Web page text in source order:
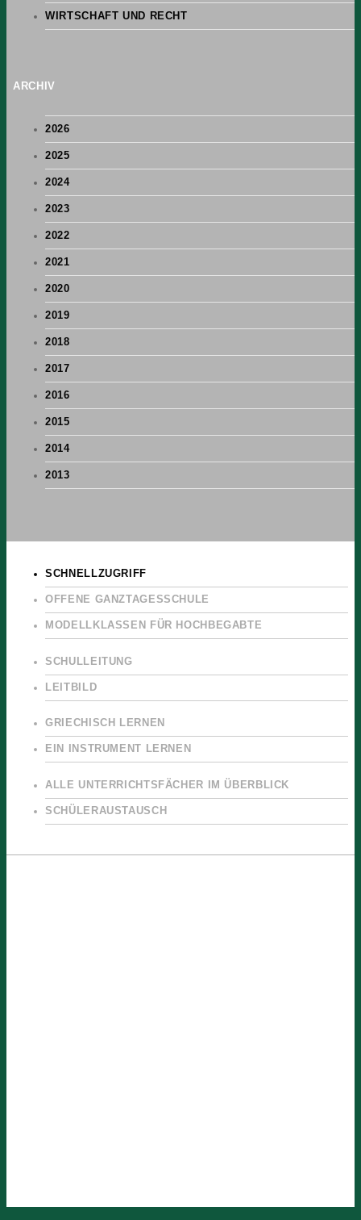
WIRTSCHAFT UND RECHT
ARCHIV
2026
2025
2024
2023
2022
2021
2020
2019
2018
2017
2016
2015
2014
2013
SCHNELLZUGRIFF
OFFENE GANZTAGESSCHULE
MODELLKLASSEN FÜR HOCHBEGABTE
SCHULLEITUNG
LEITBILD
GRIECHISCH LERNEN
EIN INSTRUMENT LERNEN
ALLE UNTERRICHTSFÄCHER IM ÜBERBLICK
SCHÜLERAUSTAUSCH